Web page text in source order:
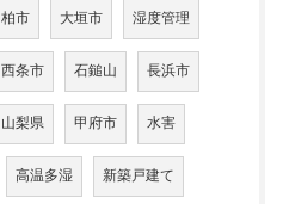
柏市 大垣市 湿度管理
西条市 石鎚山 長浜市
山梨県 甲府市 水害
高温多湿 新築戸建て